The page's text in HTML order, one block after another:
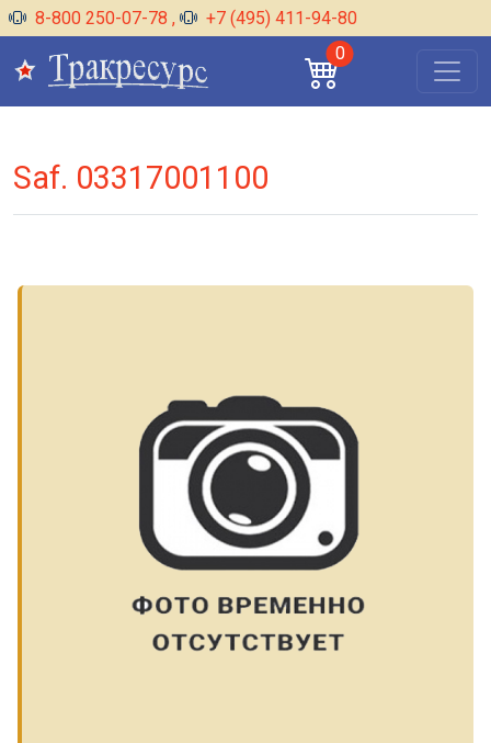
8-800 250-07-78 ,
+7 (495) 411-94-80
0
Saf. 03317001100